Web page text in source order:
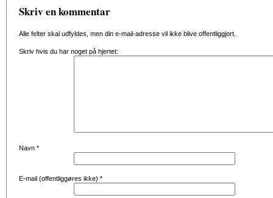
Skriv en kommentar
Alle felter skal udfyldes, men din e-mail-adresse vil ikke blive offentliggjort.
Skriv hvis du har noget på hjertet:
Navn *
E-mail (offentliggøres ikke) *